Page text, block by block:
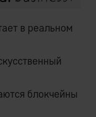
в реальном
блокчейны